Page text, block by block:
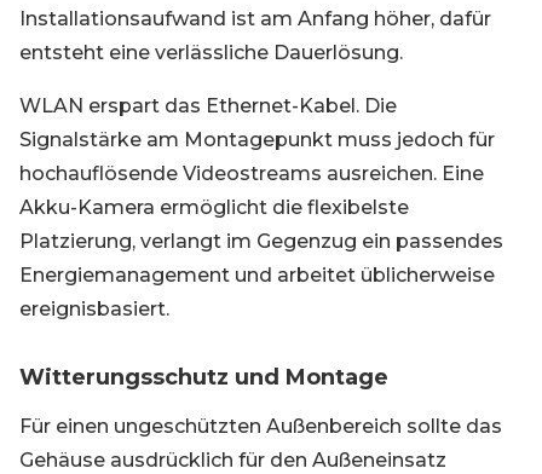
Installationsaufwand ist am Anfang höher, dafür
entsteht eine verlässliche Dauerlösung.
WLAN erspart das Ethernet-Kabel. Die
Signalstärke am Montagepunkt muss jedoch für
hochauflösende Videostreams ausreichen. Eine
Akku-Kamera ermöglicht die flexibelste
Platzierung, verlangt im Gegenzug ein passendes
Energiemanagement und arbeitet üblicherweise
ereignisbasiert.
Witterungsschutz und Montage
Für einen ungeschützten Außenbereich sollte das
Gehäuse ausdrücklich für den Außeneinsatz